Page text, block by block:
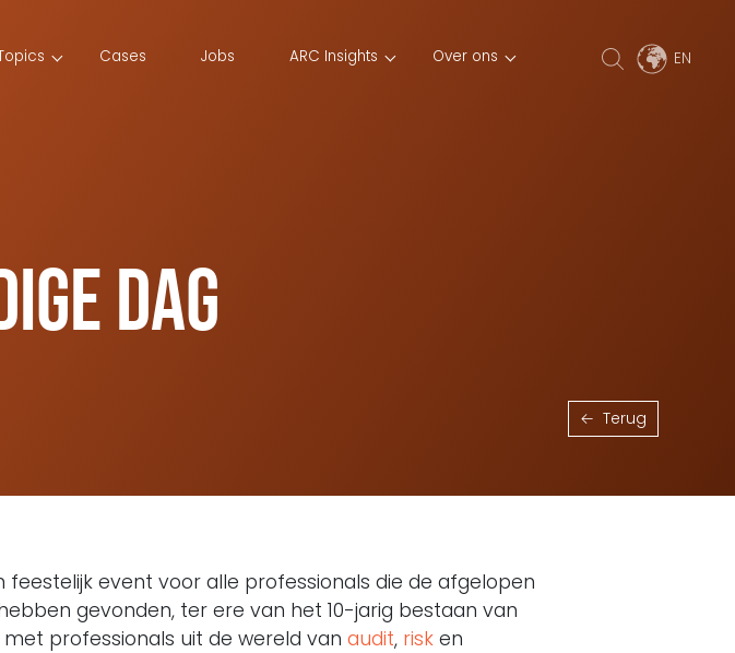
Cases Jobs ARC Insights Over ons
dag
Terug
event voor alle professionals die de afgelopen
gevonden, ter ere van het 10-jarig bestaan van
professionals uit de wereld van audit, risk en